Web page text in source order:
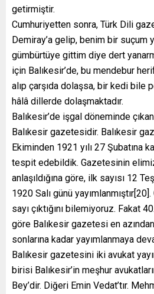
getirmiştir.
Cumhuriyetten sonra, Türk Dili
Demiray’a gelip, benim bir suçum
gümbürtüye gittim diye dert
için Balıkesir’de, bu mendebur
alıp çarşıda dolaşsa, bir kedi bile
hâlâ dillerde dolaşmaktadır.
Balıkesir’de işgal döneminde
Balıkesir gazetesidir. Balıkesir
Ekiminden 1921 yılı 27 Şubatına
tespit edebildik. Gazetesinin
anlaşıldığına göre, ilk sayısı 12
1920 Salı günü
sayı çıktığını bilemiyoruz. Fakat
göre Balıkesir gazetesi en azından
sonlarına kadar yayımlanmaya
Balıkesir gazetesini iki avukat
birisi Balıkesir’in meşhur
Bey’dir. Diğeri Emin Vedat’tır.